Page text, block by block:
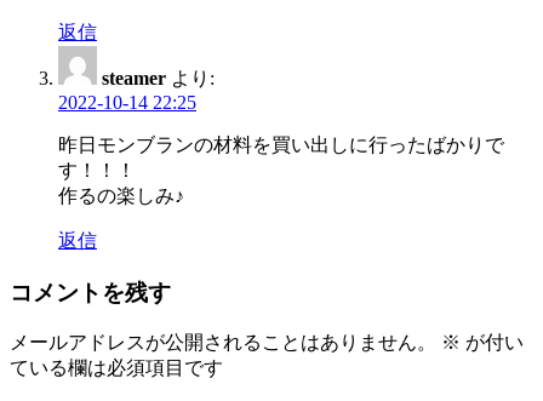
返信
steamer より:
2022-10-14 22:25
昨日モンブランの材料を買い出しに行ったばかりで
す！！！
作るの楽しみ♪
返信
コメントを残す
メールアドレスが公開されることはありません。 ※ が付い
ている欄は必須項目です